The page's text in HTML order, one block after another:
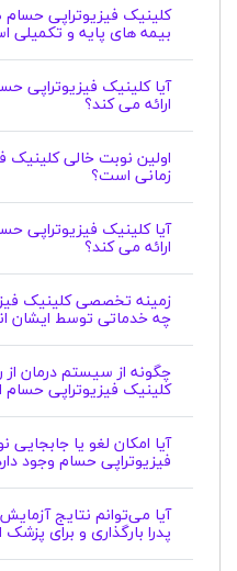
کلینیک فیزیوتراپی حسام
بیمه های پایه و تکمیلی
آیا کلینیک فیزیوتراپی
ارائه می کند؟
اولین نوبت خالی کلینیک
زمانی است؟
آیا کلینیک فیزیوتراپی
ارائه می کند؟
زمینه تخصصی کلینیک
چه خدماتی توسط ایشان
چگونه از سیستم درمان از
کلینیک فیزیوتراپی حسام
فیزیوتراپی حسام وجود
آیا می‌توانم نتایج
پدرا بارگذاری و برای